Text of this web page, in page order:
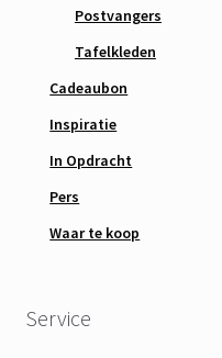
Postvangers
Tafelkleden
Cadeaubon
Inspiratie
In Opdracht
Pers
Waar te koop
Service